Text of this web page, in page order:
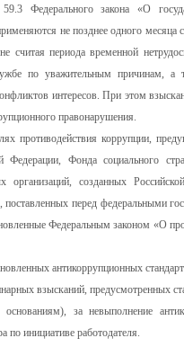
Федерального закона «О
не позднее одного
считая периода временной
по уважительным причинам, а
интересов. При этом
правонарушения.
противодействия коррупции,
Федерации, Фонда социального
организаций, созданных
поставленных перед федеральными
Федеральным законом «О
антикоррупционных
взысканий, предусмотренных
основаниям), за невыполнение
по инициативе работодателя.